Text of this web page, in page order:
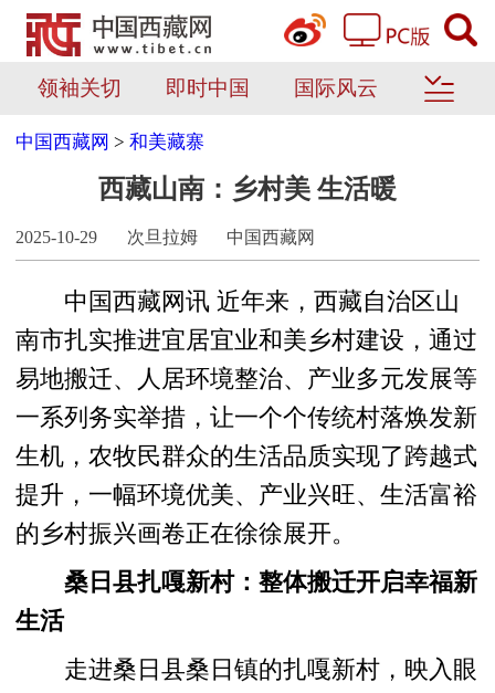
领袖关切 即时中国 国际风云
中国西藏网 >和美藏寨
西藏山南：乡村美 生活暖
2025-10-29 次旦拉姆 中国西藏网
中国西藏网讯 近年来，西藏自治区山
南市扎实推进宜居宜业和美乡村建设，通过
易地搬迁、人居环境整治、产业多元发展等
一系列务实举措，让一个个传统村落焕发新
生机，农牧民群众的生活品质实现了跨越式
提升，一幅环境优美、产业兴旺、生活富裕
的乡村振兴画卷正在徐徐展开。
桑日县扎嘎新村：整体搬迁开启幸福新
生活
走进桑日县桑日镇的扎嘎新村，映入眼